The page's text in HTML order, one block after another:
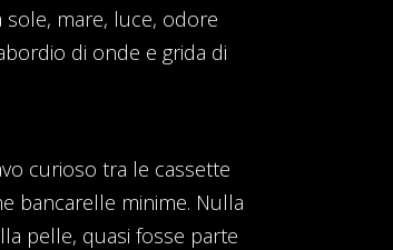
mare, luce, odore
di onde e grida di
curioso tra le cassette
bancarelle minime. Nulla
pelle, quasi fosse parte